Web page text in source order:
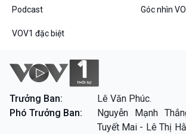
Thanh âm ký sự
Các chương trình đặc biệt
Podcast Góc nhìn
VOV1 đặc biệt
Trưởng Ban:
Lê Văn Phúc.
Phó Trưởng Ban:
Nguyễn Mạnh
Tuyết Mai - Lê Thị